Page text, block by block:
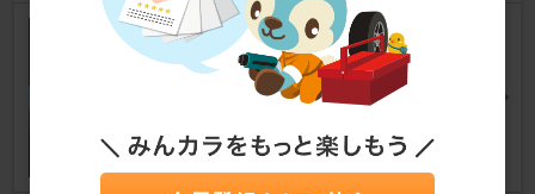
K&N 純正交換エアフィルター /
クリーナー
セブン160
14